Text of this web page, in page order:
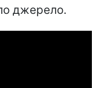
джерело.